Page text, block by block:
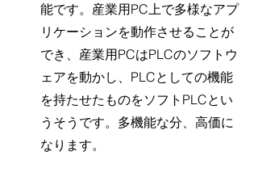
能です。産業用PC上で多様なアプ
リケーションを動作させることが
でき、産業用PCはPLCのソフトウ
ェアを動かし、PLCとしての機能
を持たせたものをソフトPLCとい
うそうです。多機能な分、高価に
なります。